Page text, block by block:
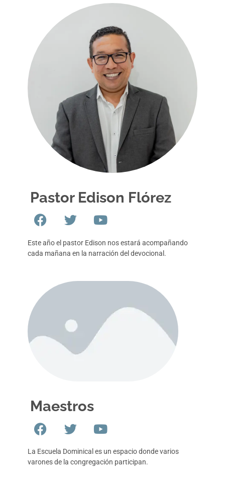
Pastor Edison Flórez
Este año el pastor Edison nos estará acompañando
cada mañana en la narración del devocional.
Maestros
La Escuela Dominical es un espacio donde varios
varones de la congregación participan.